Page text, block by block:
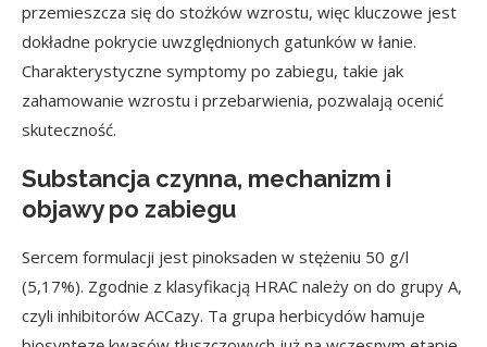
przemieszcza się do stożków wzrostu, więc kluczowe jest
dokładne pokrycie uwzględnionych gatunków w łanie.
Charakterystyczne symptomy po zabiegu, takie jak
zahamowanie wzrostu i przebarwienia, pozwalają ocenić
skuteczność.
Substancja czynna, mechanizm i
objawy po zabiegu
Sercem formulacji jest pinoksaden w stężeniu 50 g/l
(5,17%). Zgodnie z klasyfikacją HRAC należy on do grupy A,
czyli inhibitorów ACCazy. Ta grupa herbicydów hamuje